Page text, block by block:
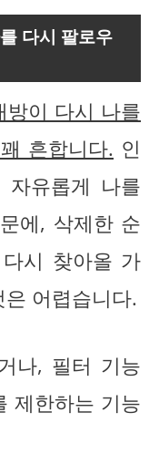
다시 팔로우
방이 다시 나를
흔합니다. 인
자유롭게 나를
에, 삭제한 순
시 찾아올 가
어렵습니다.
나, 필터 기능
제한하는 기능